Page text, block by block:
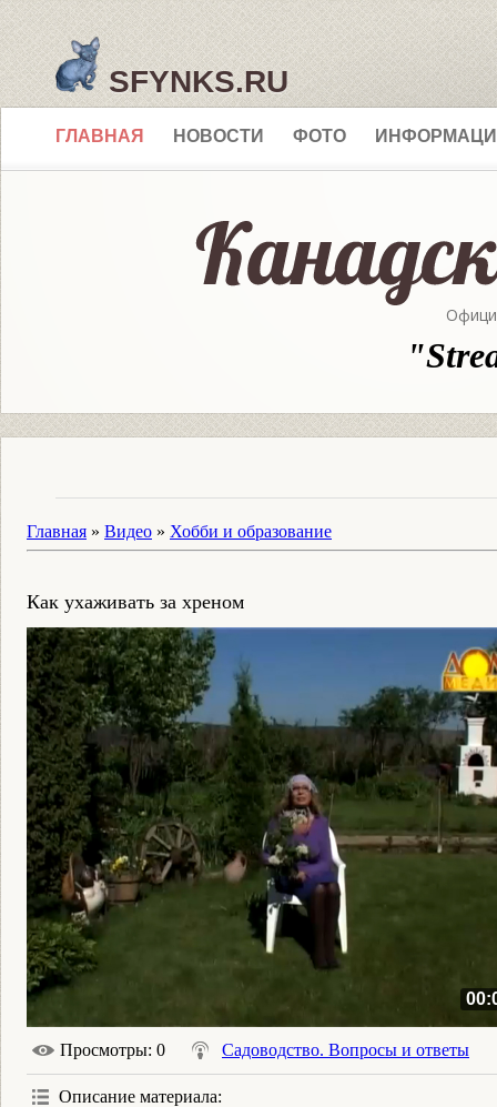
SFYNKS.RU
ГЛАВНАЯ НОВОСТИ ФОТО
Главная » Видео » Хобби и образование
Как ухаживать за хреном
Просмотры: 0 Садоводство. Вопросы и ответы
Описание материала: